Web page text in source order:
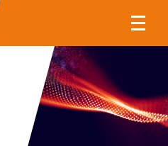
会社インティメート・マー